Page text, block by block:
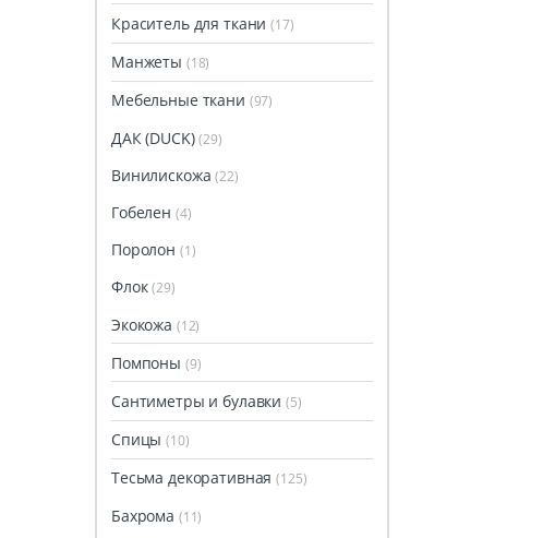
Краситель для ткани(17)
Манжеты (18)
Мебельные ткани (97)
ДАК (DUCK) (29)
Винилискожа(22)
Гобелен (4)
Поролон (1)
Флок(29)
Экокожа (12)
Помпоны (9)
Сантиметры и булавки(5)
Спицы(10)
Тесьма декоративная(125)
Бахрома (11)